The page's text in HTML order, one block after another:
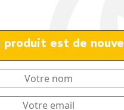
est de